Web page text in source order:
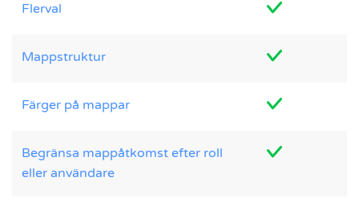
Flerval
Mappstruktur
Färger på mappar
Begränsa mappåtkomst efter roll
eller användare